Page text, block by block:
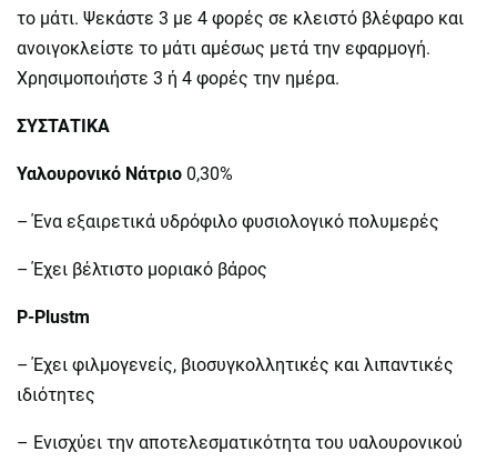
το μάτι. Ψεκάστε 3 με 4 φορές σε κλειστό βλέφαρο και
ανοιγοκλείστε το μάτι αμέσως μετά την εφαρμογή.
Χρησιμοποιήστε 3 ή 4 φορές την ημέρα.
ΣΥΣΤΑΤΙΚΑ
Υαλουρονικό Νάτριο 0,30%
– Ένα εξαιρετικά υδρόφιλο φυσιολογικό πολυμερές
– Έχει βέλτιστο μοριακό βάρος
P-Plustm
– Έχει φιλμογενείς, βιοσυγκολλητικές και λιπαντικές
ιδιότητες
– Ενισχύει την αποτελεσματικότητα του υαλουρονικού